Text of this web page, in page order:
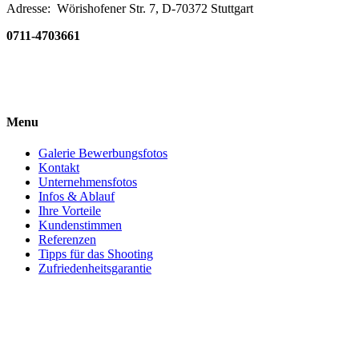
Adresse: Wörishofener Str. 7, D-70372 Stuttgart
0711-4703661
Menu
Galerie Bewerbungsfotos
Kontakt
Unternehmensfotos
Infos & Ablauf
Ihre Vorteile
Kundenstimmen
Referenzen
Tipps für das Shooting
Zufriedenheitsgarantie